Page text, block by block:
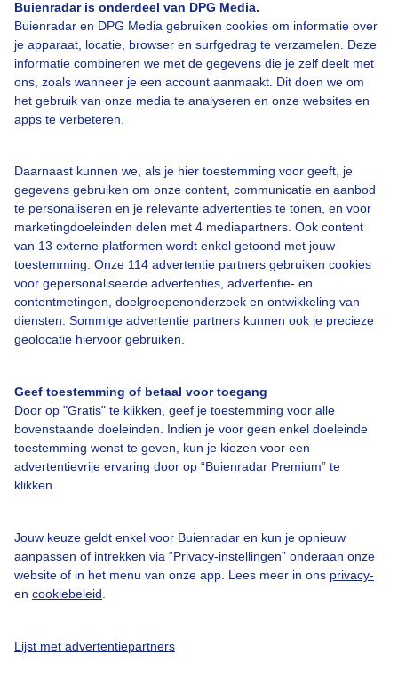
Buienradar is onderdeel van DPG Media.
Buienradar en DPG Media gebruiken cookies om informatie over
je apparaat, locatie, browser en surfgedrag te verzamelen. Deze
informatie combineren we met de gegevens die je zelf deelt met
ons, zoals wanneer je een account aanmaakt. Dit doen we om
het gebruik van onze media te analyseren en onze websites en
apps te verbeteren.
Daarnaast kunnen we, als je hier toestemming voor geeft, je
gegevens gebruiken om onze content, communicatie en aanbod
te personaliseren en je relevante advertenties te tonen, en voor
marketingdoeleinden delen met 4 mediapartners. Ook content
van 13 externe platformen wordt enkel getoond met jouw
toestemming. Onze 114 advertentie partners gebruiken cookies
voor gepersonaliseerde advertenties, advertentie- en
contentmetingen, doelgroepenonderzoek en ontwikkeling van
diensten. Sommige advertentie partners kunnen ook je precieze
geolocatie hiervoor gebruiken.
Geef toestemming of betaal voor toegang
Door op "Gratis" te klikken, geef je toestemming voor alle
bovenstaande doeleinden. Indien je voor geen enkel doeleinde
toestemming wenst te geven, kun je kiezen voor een
advertentievrije ervaring door op “Buienradar Premium” te
klikken.
Jouw keuze geldt enkel voor Buienradar en kun je opnieuw
aanpassen of intrekken via “Privacy-instellingen” onderaan onze
website of in het menu van onze app. Lees meer in ons privacy-
en cookiebeleid
Lijst met advertentiepartners
Bekijk slideshow
Een moment geduld aub...
Over Buienradar
Veelgestelde vragen
Contact
Toegankelijkheid
Buienradar Team
Privacy instellingen